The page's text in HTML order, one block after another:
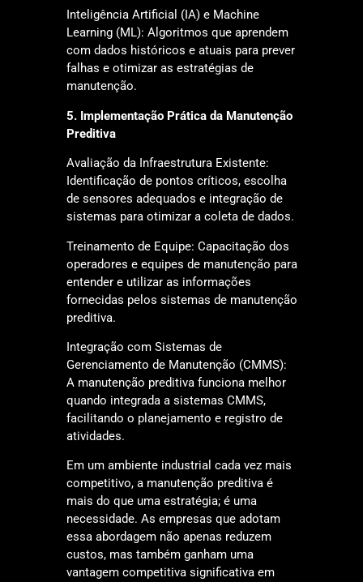
Inteligência Artificial (IA) e Machine
Learning (ML): Algoritmos que aprendem
com dados históricos e atuais para prever
falhas e otimizar as estratégias de
manutenção.
5. Implementação Prática da Manutenção
Preditiva
Avaliação da Infraestrutura Existente:
Identificação de pontos críticos, escolha
de sensores adequados e integração de
sistemas para otimizar a coleta de dados.
Treinamento de Equipe: Capacitação dos
operadores e equipes de manutenção para
entender e utilizar as informações
fornecidas pelos sistemas de manutenção
preditiva.
Integração com Sistemas de
Gerenciamento de Manutenção (CMMS):
A manutenção preditiva funciona melhor
quando integrada a sistemas CMMS,
facilitando o planejamento e registro de
atividades.
Em um ambiente industrial cada vez mais
competitivo, a manutenção preditiva é
mais do que uma estratégia; é uma
necessidade. As empresas que adotam
essa abordagem não apenas reduzem
custos, mas também ganham uma
vantagem competitiva significativa em